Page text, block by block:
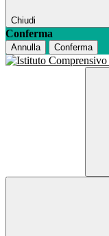
Chiudi
Conferma
Annulla Conferma